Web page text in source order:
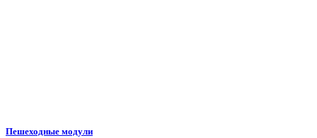
Пешеходные модули